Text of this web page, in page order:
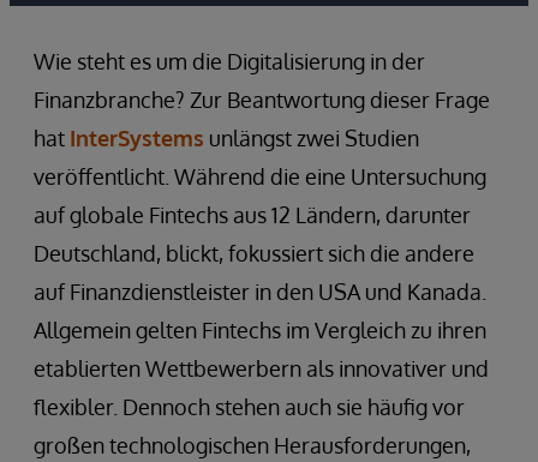
Wie steht es um die Digitalisierung in der
Finanzbranche? Zur Beantwortung dieser Frage
hat InterSystems unlängst zwei Studien
veröffentlicht. Während die eine Untersuchung
auf globale Fintechs aus 12 Ländern, darunter
Deutschland, blickt, fokussiert sich die andere
auf Finanzdienstleister in den USA und Kanada.
Allgemein gelten Fintechs im Vergleich zu ihren
etablierten Wettbewerbern als innovativer und
flexibler. Dennoch stehen auch sie häufig vor
großen technologischen Herausforderungen,